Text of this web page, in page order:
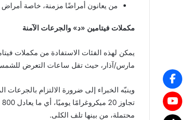
من يعانون أمراضًا مزمنة، خاصة أمراض
مكملات فيتامين «د» والجرعات الآمنة
يمكن لهذه الفئات الاستفادة من مكملات
مارس/آذار، حيث تقل ساعات التعرض
وينبّه الخبراء إلى ضرورة الالتزام بالجرعات
محتملة، من بينها تلف الكلى.